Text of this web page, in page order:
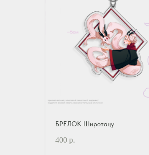
БРЕЛОК Широтацу
400 р.